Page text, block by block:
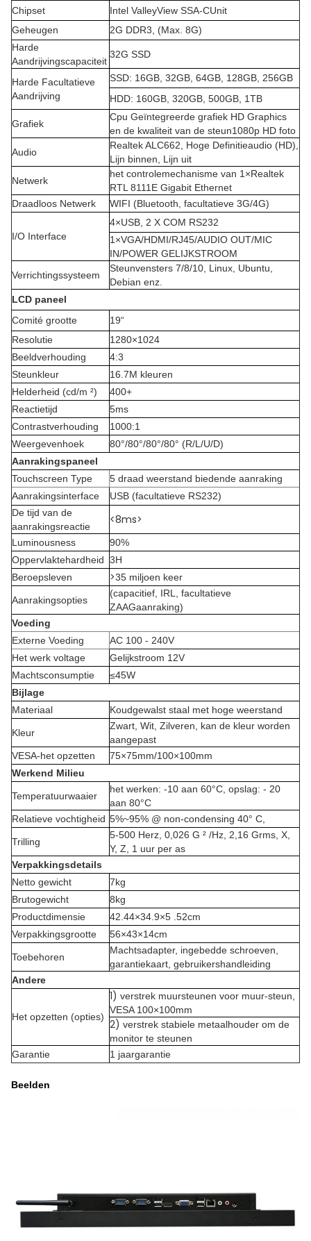
Chipset
Intel ValleyView SSA-CUnit
Geheugen
2G DDR3, (Max. 8G)
Harde
Aandrijvingscapaciteit
32G SSD
Harde Facultatieve
Aandrijving
SSD: 16GB, 32GB, 64GB, 128GB, 256GB
HDD: 160GB, 320GB, 500GB, 1TB
Grafiek
Cpu Geïntegreerde grafiek HD Graphics
en de kwaliteit van de steun1080p HD foto
Audio
Realtek ALC662, Hoge Definitieaudio (HD),
Lijn binnen, Lijn uit
Netwerk
het controlemechanisme van 1×Realtek
RTL 8111E Gigabit Ethernet
Draadloos Netwerk
WIFI (Bluetooth, facultatieve 3G/4G)
I/O Interface
4×USB, 2 X COM RS232
1×VGA/HDMI/RJ45/AUDIO OUT/MIC
IN/POWER GELIJKSTROOM
Verrichtingssysteem
Steunvensters 7/8/10, Linux, Ubuntu,
Debian enz.
LCD paneel
Comité grootte
19“
Resolutie
1280×1024
Beeldverhouding
4:3
Steunkleur
16.7M kleuren
Helderheid (cd/m ²)
400+
Reactietijd
5ms
Contrastverhouding
1000:1
Weergevenhoek
80°/80°/80°/80° (R/L/U/D)
Aanrakingspaneel
Touchscreen Type
5 draad weerstand biedende aanraking
Aanrakingsinterface
USB (facultatieve RS232)
De tijd van de
aanrakingsreactie
<8ms>
Luminousness
90%
Oppervlaktehardheid 3H
Beroepsleven
>35 miljoen keer
Aanrakingsopties
(capacitief, IRL, facultatieve
ZAAGaanraking)
Voeding
Externe Voeding
AC 100 - 240V
Het werk voltage
Gelijkstroom 12V
Machtsconsumptie
≤45W
Bijlage
Materiaal
Koudgewalst staal met hoge weerstand
Kleur
Zwart, Wit, Zilveren, kan de kleur worden
aangepast
VESA-het opzetten
75×75mm/100×100mm
Werkend Milieu
Temperatuurwaaier
het werken: -10 aan 60°C, opslag: - 20
aan 80°C
Relatieve vochtigheid 5%~95% @ non-condensing 40° C,
Trilling
5-500 Herz, 0,026 G ² /Hz, 2,16 Grms, X,
Y, Z, 1 uur per as
Verpakkingsdetails
Netto gewicht
7kg
Brutogewicht
8kg
Productdimensie
42.44×34.9×5 .52cm
Verpakkingsgrootte
56×43×14cm
Toebehoren
Machtsadapter, ingebedde schroeven,
garantiekaart, gebruikershandleiding
Andere
Het opzetten (opties)
1) verstrek muursteunen voor muur-steun,
VESA 100×100mm
2) verstrek stabiele metaalhouder om de
monitor te steunen
Garantie
1 jaargarantie
Beelden